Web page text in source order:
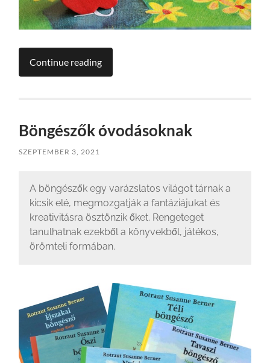
Continue reading
Böngészők óvodásoknak
SZEPTEMBER 3, 2021
A böngészők egy varázslatos világot tárnak a
kicsik elé, megmozgatják a fantáziájukat és
kreativitásra ösztönzik őket. Rengeteget
tanulhatnak ezekből a könyvekből, játékos,
örömteli formában.